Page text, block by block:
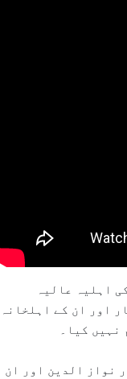
اہلیہ عالیہ
اور ان کے اہلخانہ
نہیں کیا۔
نواز الدین اور ان